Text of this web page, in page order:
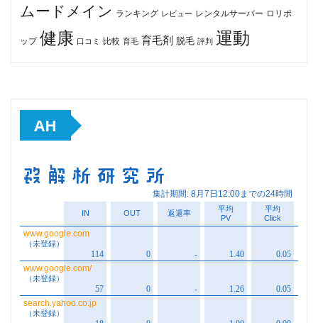
ムードメイン ランキング レビュー レンタルサーバー ロリポ
ップ 健康 口コミ 比較 育毛 育毛剤 脱毛 評判 運動
AH